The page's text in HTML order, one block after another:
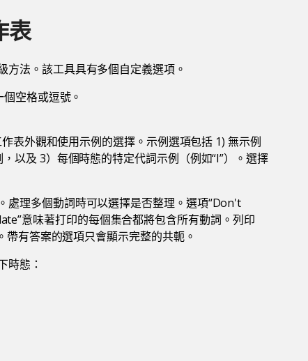
表
方法。該工具具有多個自定義選項。
空格或逗號。
表外觀和使用示例的選擇。示例選項包括 1) 無示例
以及 3）每個時態的特定代詞示例（例如“I”）。選擇
處理多個動詞時可以選擇是否整理。選項“Don't
意味著打印的每個集合都將包含所有動詞。列印
帶有答案的選項只會顯示完整的共軛。
時態：